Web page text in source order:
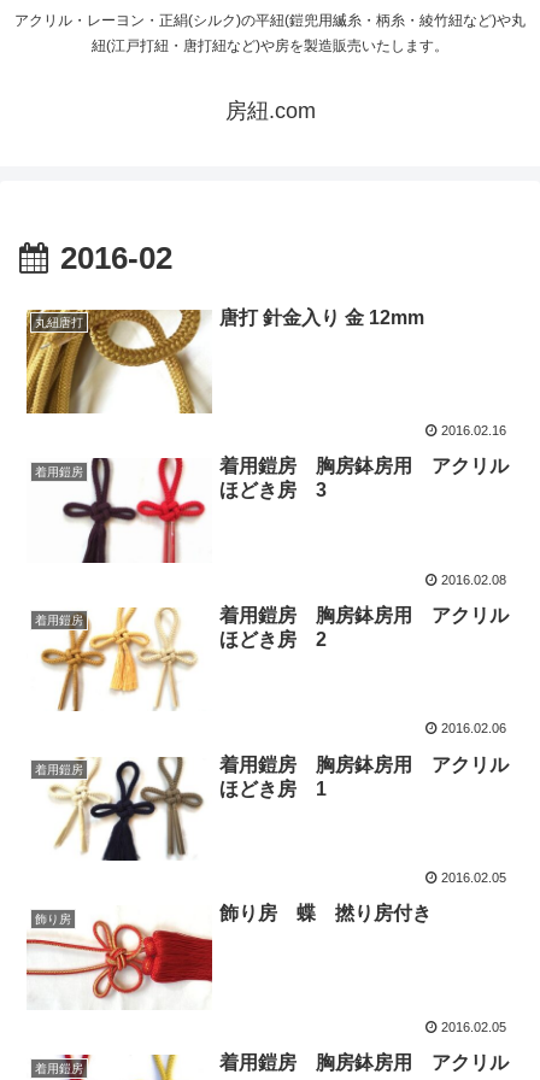
アクリル・レーヨン・正絹(シルク)の平紐(鎧兜用縅糸・柄糸・綾竹紐など)や丸
紐(江戸打紐・唐打紐など)や房を製造販売いたします。
房紐.com
2016-02
丸紐唐打 唐打 針金入り 金 12mm
2016.02.16
着用鎧房
着用鎧房 胸房鉢房用 アクリル
ほどき房 3
2016.02.08
着用鎧房
着用鎧房 胸房鉢房用 アクリル
ほどき房 2
2016.02.06
着用鎧房
着用鎧房 胸房鉢房用 アクリル
ほどき房 1
2016.02.05
飾り房 飾り房 蝶 撚り房付き
2016.02.05
着用鎧房 着用鎧房 胸房鉢房用 アクリル